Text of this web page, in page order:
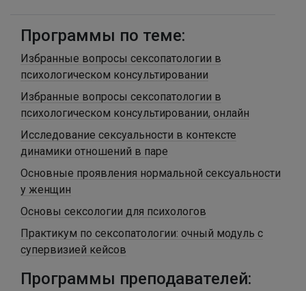
Программы по теме:
Избранные вопросы сексопатологии в
психологическом консультировании
Избранные вопросы сексопатологии в
психологическом консультировании, онлайн
Исследование сексуальности в контексте
динамики отношений в паре
Основные проявления нормальной сексуальности
у женщин
Основы сексологии для психологов
Практикум по сексопатологии: очный модуль с
супервизией кейсов
Программы преподавателей: